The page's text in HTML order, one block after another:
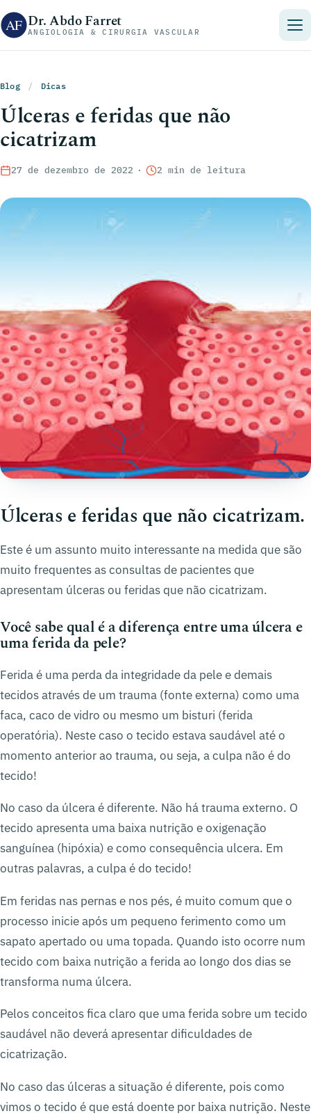
Pular para o conteúdo
Dr. Abdo Farret
ANGIOLOGIA & CIRURGIA VASCULAR
Blog / Dicas
Úlceras e feridas que não
cicatrizam
27 de dezembro de 2022 · 2 min de leitura
Úlceras e feridas que não cicatrizam.
Este é um assunto muito interessante na medida que são
muito frequentes as consultas de pacientes que
apresentam úlceras ou feridas que não cicatrizam.
Você sabe qual é a diferença entre uma úlcera e
uma ferida da pele?
Ferida é uma perda da integridade da pele e demais
tecidos através de um trauma (fonte externa) como uma
faca, caco de vidro ou mesmo um bisturi (ferida
operatória). Neste caso o tecido estava saudável até o
momento anterior ao trauma, ou seja, a culpa não é do
tecido!
No caso da úlcera é diferente. Não há trauma externo. O
tecido apresenta uma baixa nutrição e oxigenação
sanguínea (hipóxia) e como consequência ulcera. Em
outras palavras, a culpa é do tecido!
Em feridas nas pernas e nos pés, é muito comum que o
processo inicie após um pequeno ferimento como um
sapato apertado ou uma topada. Quando isto ocorre num
tecido com baixa nutrição a ferida ao longo dos dias se
transforma numa úlcera.
Pelos conceitos fica claro que uma ferida sobre um tecido
saudável não deverá apresentar dificuldades de
cicatrização.
No caso das úlceras a situação é diferente, pois como
vimos o tecido é que está doente por baixa nutrição. Neste